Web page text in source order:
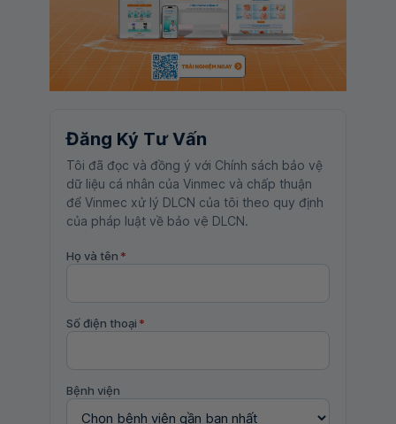
Đăng Ký Tư Vấn
Tôi đã đọc và đồng ý với Chính sách bảo vệ
dữ liệu cá nhân của Vinmec và chấp thuận
để Vinmec xử lý DLCN của tôi theo quy định
của pháp luật về bảo vệ DLCN.
Họ và tên *
Số điện thoại *
Bệnh viện